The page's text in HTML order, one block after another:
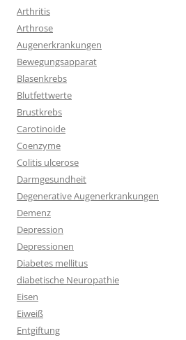
Arthritis
Arthrose
Augenerkrankungen
Bewegungsapparat
Blasenkrebs
Blutfettwerte
Brustkrebs
Carotinoide
Coenzyme
Colitis ulcerose
Darmgesundheit
Degenerative Augenerkrankungen
Demenz
Depression
Depressionen
Diabetes mellitus
diabetische Neuropathie
Eisen
Eiweiß
Entgiftung